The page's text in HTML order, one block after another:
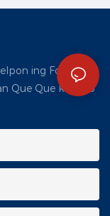
ing Formulir
Que Que kanggo